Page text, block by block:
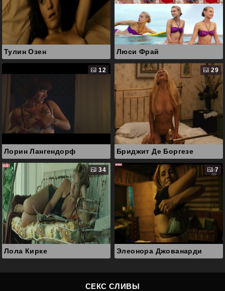
Тулин Озен Люси Фрай
12
Лорин Лангендорф
29
Бриджит Де Боргезе
34
Лола Кирке
7
Элеонора Джованарди
СЕКС СЛИВЫ